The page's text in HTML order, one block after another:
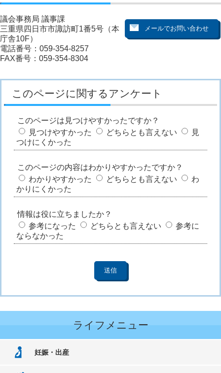
議会事務局 議事課
三重県四日市市諏訪町1番5号（本
庁舎10F）
電話番号：059-354-8257
FAX番号：059-354-8304
このページに関するアンケート
このページは見つけやすかったですか？
見つけやすかった
どちらとも言えない
見
つけにくかった
このページの内容はわかりやすかったですか？
わかりやすかった
どちらとも言えない
わ
かりにくかった
情報は役に立ちましたか？
参考になった
どちらとも言えない
参考に
ならなかった
ライフメニュー
妊娠・出産